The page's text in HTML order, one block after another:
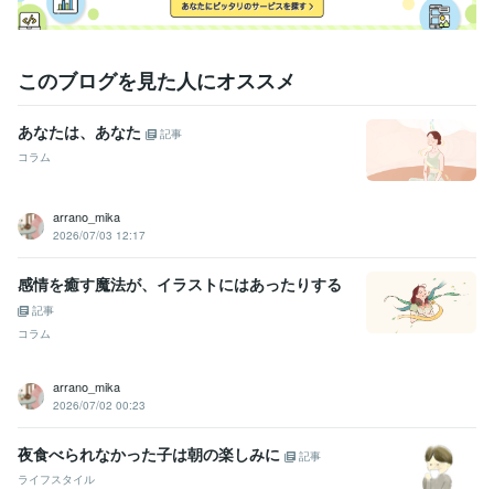
このブログを見た人にオススメ
あなたは、あなた
記事
コラム
arrano_mika
2026/07/03 12:17
感情を癒す魔法が、イラストにはあったりする
記事
コラム
arrano_mika
2026/07/02 00:23
夜食べられなかった子は朝の楽しみに
記事
ライフスタイル